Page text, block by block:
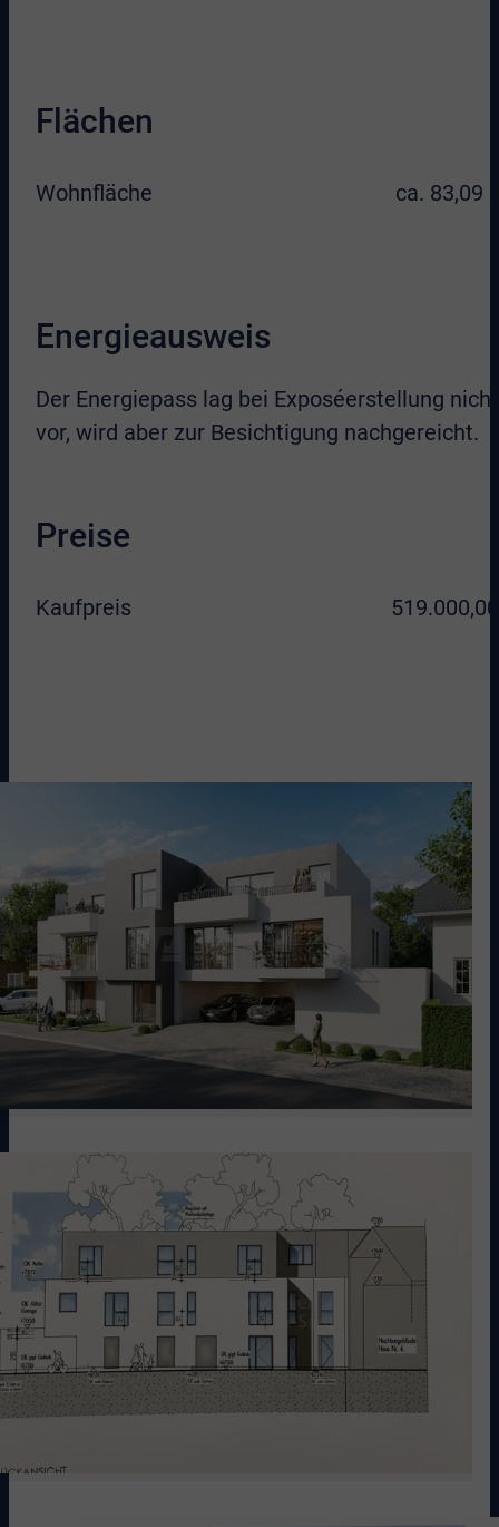
Flächen
Wohnfläche ca. 83,09
Energieausweis
Der Energiepass lag bei Exposéerstellung nicht
vor, wird aber zur Besichtigung nachgereicht.
Preise
Kaufpreis